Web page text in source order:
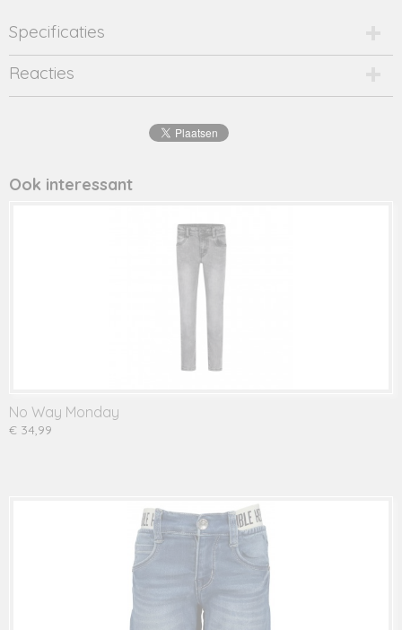
Specificaties
Productcode
2269-12842
Productcode leverancier
Reacties
Ook interessant
No Way Monday
€ 34,99